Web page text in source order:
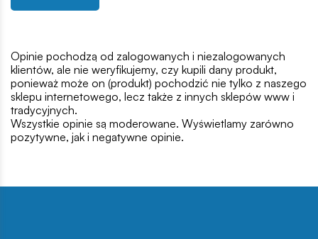
Opinie pochodzą od zalogowanych i niezalogowanych
klientów, ale nie weryfikujemy, czy kupili dany produkt,
ponieważ może on (produkt) pochodzić nie tylko z naszego
sklepu internetowego, lecz także z innych sklepów www i
tradycyjnych.
Wszystkie opinie są moderowane. Wyświetlamy zarówno
pozytywne, jak i negatywne opinie.